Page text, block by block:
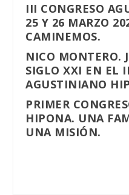
III CONGRESO
25 Y 26 MARZO
CAMINEMOS.
NICO MONTERO.
SIGLO XXI EN EL
AGUSTINIANO
PRIMER
HIPONA. UNA
UNA MISIÓN.